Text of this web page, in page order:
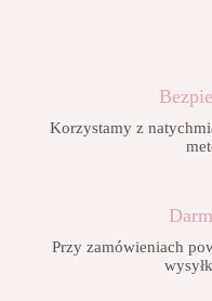
Korzystamy z
Przy zamówieniach